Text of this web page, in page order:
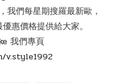
我們每星期搜羅最新歐，
惠價格提供給大家。
我們專頁
v.style1992